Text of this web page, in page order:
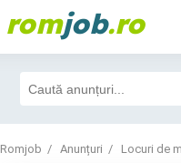
romjob.ro
Romjob Anunțuri Locuri de